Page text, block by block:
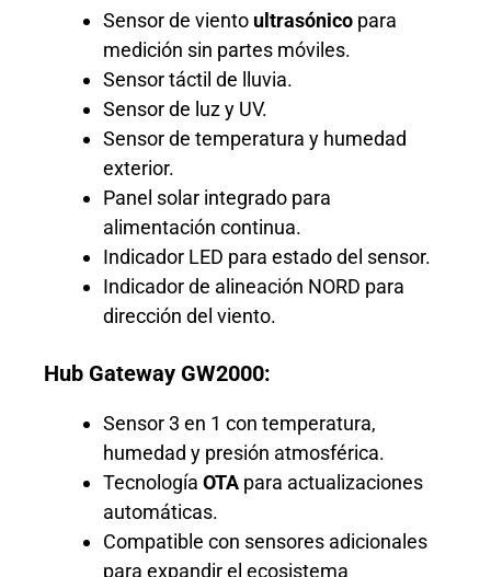
Sensor de viento ultrasónico para
medición sin partes móviles.
Sensor táctil de lluvia.
Sensor de luz y UV.
Sensor de temperatura y humedad
exterior.
Panel solar integrado para
alimentación continua.
Indicador LED para estado del sensor.
Indicador de alineación NORD para
dirección del viento.
Hub Gateway GW2000:
Sensor 3 en 1 con temperatura,
humedad y presión atmosférica.
Tecnología OTA para actualizaciones
automáticas.
Compatible con sensores adicionales
para expandir el ecosistema